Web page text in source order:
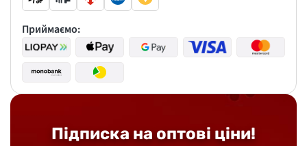
Підписка на оптові ціни!
Приймаємо: